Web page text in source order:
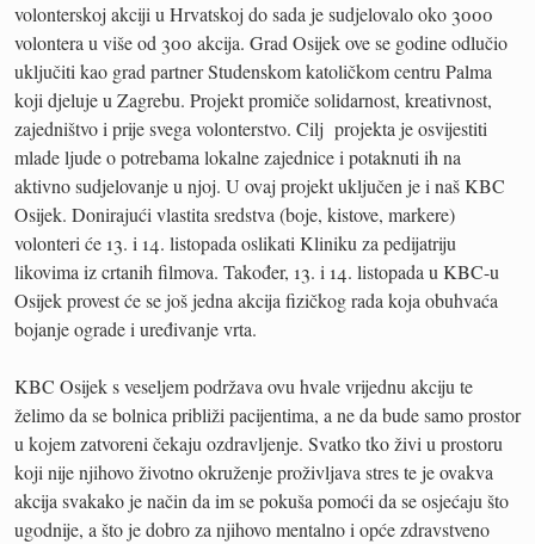
volonterskoj akciji u Hrvatskoj do sada je sudjelovalo oko 3000
volontera u više od 300 akcija. Grad Osijek ove se godine odlučio
uključiti kao grad partner Studenskom katoličkom centru Palma
koji djeluje u Zagrebu. Projekt promiče solidarnost, kreativnost,
zajedništvo i prije svega volonterstvo. Cilj projekta je osvijestiti
mlade ljude o potrebama lokalne zajednice i potaknuti ih na
aktivno sudjelovanje u njoj. U ovaj projekt uključen je i naš KBC
Osijek. Donirajući vlastita sredstva (boje, kistove, markere)
volonteri će 13. i 14. listopada oslikati Kliniku za pedijatriju
likovima iz crtanih filmova. Također, 13. i 14. listopada u KBC-u
Osijek provest će se još jedna akcija fizičkog rada koja obuhvaća
bojanje ograde i uređivanje vrta.
KBC Osijek s veseljem podržava ovu hvale vrijednu akciju te
želimo da se bolnica približi pacijentima, a ne da bude samo prostor
u kojem zatvoreni čekaju ozdravljenje. Svatko tko živi u prostoru
koji nije njihovo životno okruženje proživljava stres te je ovakva
akcija svakako je način da im se pokuša pomoći da se osjećaju što
ugodnije, a što je dobro za njihovo mentalno i opće zdravstveno